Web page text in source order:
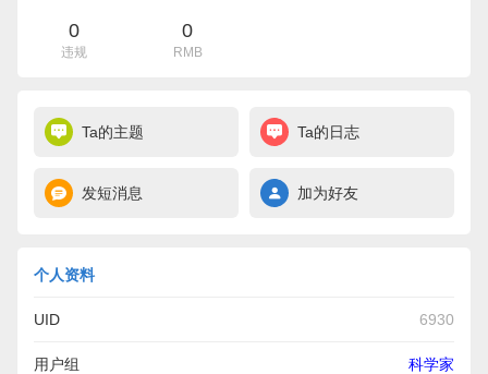
0
违规
0
RMB
Ta的主题 Ta的日志
发短消息 加为好友
个人资料
UID 6930
用户组 科学家